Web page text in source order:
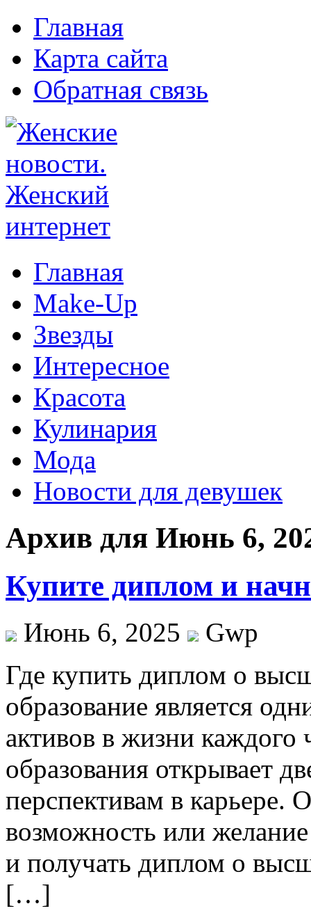
Главная
Карта сайта
Обратная связь
Главная
Make-Up
Звезды
Интересное
Красота
Кулинария
Мода
Новости для девушек
Архив для Июнь 6,
Купите диплом и
Июнь 6, 2025
Gwp
Гдe купить диплoм o
образование является
активов в жизни каждого
образования открывает
перспективам в карьере.
возможность или
и получать диплом о
[…]